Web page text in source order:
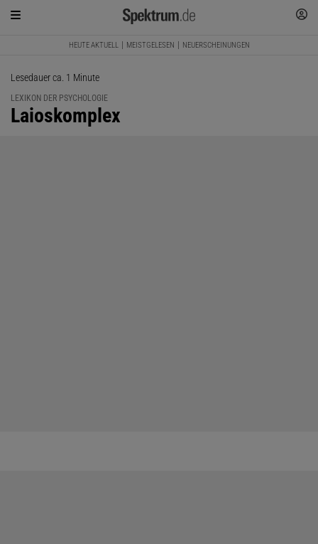
HEUTE AKTUELL MEISTGELESEN NEUERSCHEINUNGEN
Lesedauer ca. 1 Minute
LEXIKON DER PSYCHOLOGIE
:
Laioskomplex